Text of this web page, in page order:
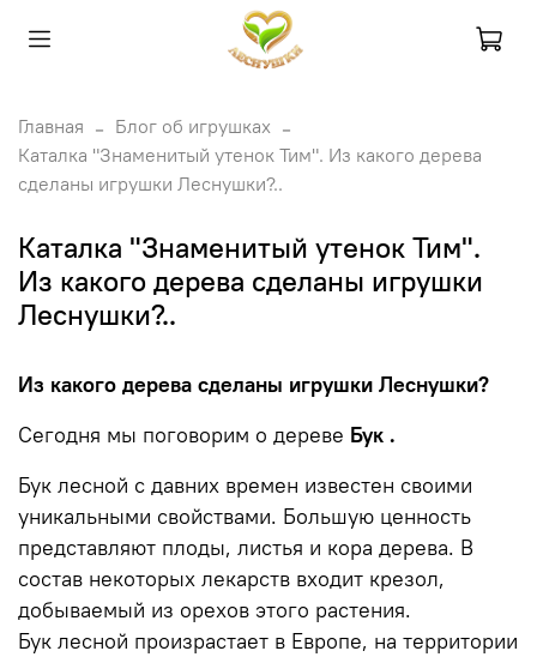
Главная
Блог об игрушках
Каталка "Знаменитый утенок Тим". Из какого дерева
сделаны игрушки Леснушки?..
Каталка "Знаменитый утенок Тим".
Из какого дерева сделаны игрушки
Леснушки?..
Из какого дерева сделаны игрушки Леснушки?
Сегодня мы поговорим о дереве Бук .
Бук лесной с давних времен известен своими
уникальными свойствами. Большую ценность
представляют плоды, листья и кора дерева. В
состав некоторых лекарств входит крезол,
добываемый из орехов этого растения.
Бук лесной произрастает в Европе, на территории